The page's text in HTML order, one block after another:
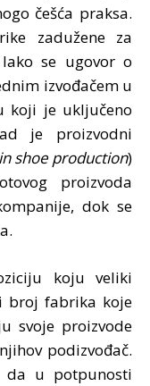
češća praksa.
zadužene za
se ugovor o
izvođačem u
koji je uključeno
je proizvodni
shoe production)
proizvoda
dok se
koju veliki
broj fabrika koje
svoje proizvode
podizvođač.
da u potpunosti